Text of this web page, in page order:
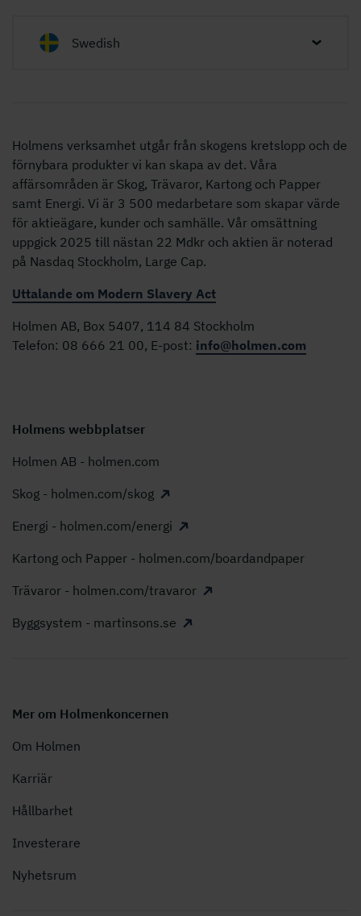
Swedish
Holmens verksamhet utgår från skogens kretslopp och de
förnybara produkter vi kan skapa av det. Våra
affärsområden är Skog, Trävaror, Kartong och Papper
samt Energi. Vi är 3 500 medarbetare som skapar värde
för aktieägare, kunder och samhälle. Vår omsättning
uppgick 2025 till nästan 22 Mdkr och aktien är noterad
på Nasdaq Stockholm, Large Cap.
Uttalande om Modern Slavery Act
Holmen AB, Box 5407, 114 84 Stockholm
Telefon: 08 666 21 00, E-post: info@holmen.com
Holmens webbplatser
Holmen AB - holmen.com
Skog - holmen.com/skog
Energi - holmen.com/energi
Kartong och Papper - holmen.com/boardandpaper
Trävaror - holmen.com/travaror
Byggsystem - martinsons.se
Mer om Holmenkoncernen
Om Holmen
Karriär
Hållbarhet
Investerare
Nyhetsrum